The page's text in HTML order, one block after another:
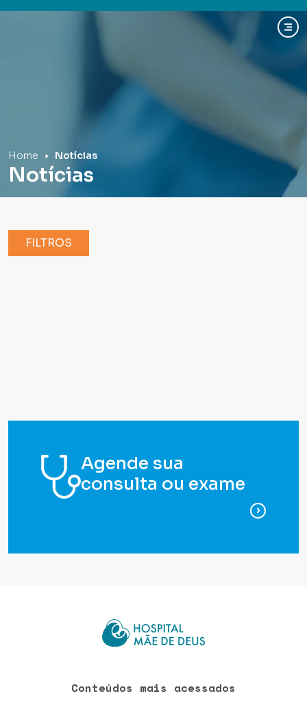
Home Notícias
Notícias
FILTROS
Agende sua
consulta ou exame
para
Conteúdos mais acessados